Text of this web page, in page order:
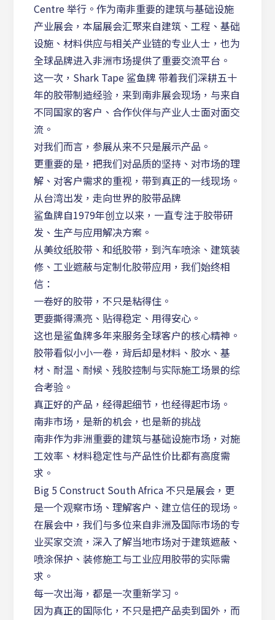
Centre 举行。作为南非重要的建筑与基础设施
产业展会，本届展会汇聚来自建筑、工程、基础
设施、材料供应与相关产业链的专业人士，也为
全球品牌进入非洲市场提供了重要交流平台。
这一次，Shark Tape 鲨鱼牌 带着我们深耕五十
年的胶带制造经验，来到南非展会现场，与来自
不同国家的客户、合作伙伴与产业人士面对面交
流。
对我们而言，参展从来不只是展示产品。
更重要的是，把我们对品质的坚持、对市场的理
解、对客户需求的重视，带到真正的一线现场。
从台湾出发，走向世界的胶带品牌
鲨鱼牌自1979年创立以来，一直专注于胶带研
发、生产与应用解决方案。
从美纹纸胶带、和纸胶带，到汽车喷涂、建筑装
修、工业遮蔽与定制化胶带应用，我们始终相
信：
一卷好的胶带，不只是粘得住。
更要撕得漂亮、贴得稳定、用得安心。
这也是鲨鱼牌多年来服务全球客户的核心精神。
胶带看似小小一卷，背后却是材料、胶水、基
材、耐温、耐候、残胶控制与实际施工场景的综
合考验。
真正好的产品，经得起细节，也经得起市场。
南非市场，是新的机会，也是新的挑战
南非作为非洲重要的建筑与基础设施市场，对施
工效率、材料稳定性与产品性价比都有高度需
求。
Big 5 Construct South Africa 不只是展会，更
是一个观察市场、理解客户、建立信任的现场。
在展会中，我们与多位来自非洲及国际市场的专
业买家交流，深入了解当地市场对于建筑遮蔽、
喷涂保护、装修施工与工业应用胶带的实际需
求。
每一次出海，都是一次重新学习。
因为真正的国际化，不只是把产品卖到国外，而